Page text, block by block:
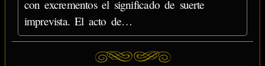
con excrementos el significado de suerte
imprevista. El acto de…